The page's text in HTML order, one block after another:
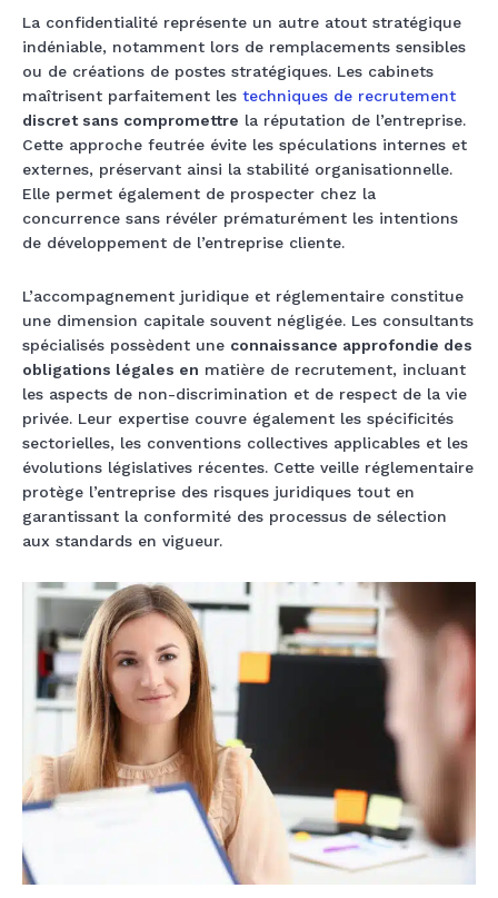
La confidentialité représente un autre atout stratégique
indéniable, notamment lors de remplacements sensibles
ou de créations de postes stratégiques. Les cabinets
maîtrisent parfaitement les techniques de recrutement
discret sans compromettre la réputation de l’entreprise.
Cette approche feutrée évite les spéculations internes et
externes, préservant ainsi la stabilité organisationnelle.
Elle permet également de prospecter chez la
concurrence sans révéler prématurément les intentions
de développement de l’entreprise cliente.
L’accompagnement juridique et réglementaire constitue
une dimension capitale souvent négligée. Les consultants
spécialisés possèdent une connaissance approfondie des
obligations légales en matière de recrutement, incluant
les aspects de non-discrimination et de respect de la vie
privée. Leur expertise couvre également les spécificités
sectorielles, les conventions collectives applicables et les
évolutions législatives récentes. Cette veille réglementaire
protège l’entreprise des risques juridiques tout en
garantissant la conformité des processus de sélection
aux standards en vigueur.